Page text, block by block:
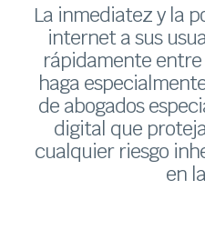
La inmediatez y la
internet a sus
rápidamente entre
haga
de abogados
digital que
cualquierriesgo
en